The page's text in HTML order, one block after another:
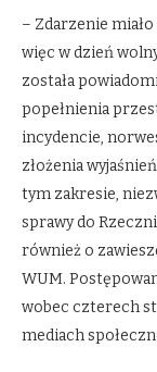
– Zdarzenie
więc w dzień
została
popełnienia
incydencie,
złożenia
tym zakresie,
sprawy do
również o
WUM.
wobec czterech
mediach